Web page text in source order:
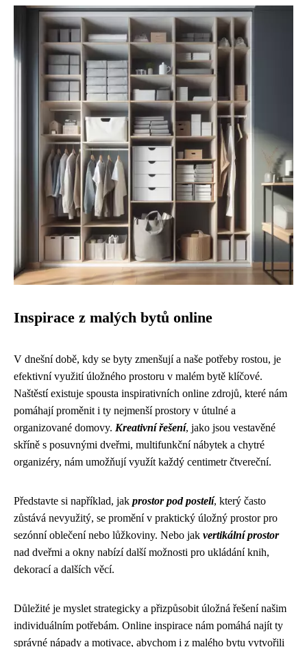
Inspirace z malých bytů online
V dnešní době, kdy se byty zmenšují a naše potřeby rostou, je
efektivní využití úložného prostoru v malém bytě klíčové.
Naštěstí existuje spousta inspirativních online zdrojů, které nám
pomáhají proměnit i ty nejmenší prostory v útulné a
organizované domovy. Kreativní řešení, jako jsou vestavěné
skříně s posuvnými dveřmi, multifunkční nábytek a chytré
organizéry, nám umožňují využít každý centimetr čtvereční.
Představte si například, jak prostor pod postelí, který často
zůstává nevyužitý, se promění v praktický úložný prostor pro
sezónní oblečení nebo lůžkoviny. Nebo jak vertikální prostor
nad dveřmi a okny nabízí další možnosti pro ukládání knih,
dekorací a dalších věcí.
Důležité je myslet strategicky a přizpůsobit úložná řešení našim
individuálním potřebám. Online inspirace nám pomáhá najít ty
správné nápady a motivace, abychom i z malého bytu vytvořili